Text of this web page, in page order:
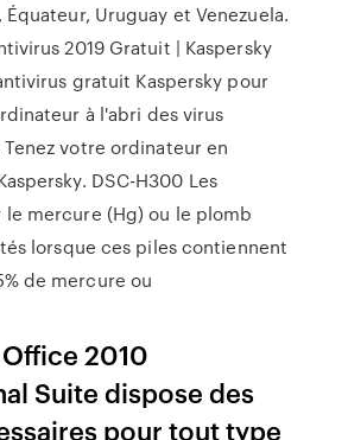
Uruguay et Venezuela.
2019 Gratuit | Kaspersky
gratuit Kaspersky pour
à l'abri des virus
votre ordinateur en
DSC-H300 Les
le mercure (Hg) ou le plomb
lorsque ces piles contiennent
de mercure ou
2010
Suite dispose des
pour tout type